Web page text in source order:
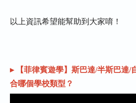
以上資訊希望能幫助到大家唷！
▸ 【菲律賓遊學】斯巴達/半斯巴達/
合哪個學校類型？